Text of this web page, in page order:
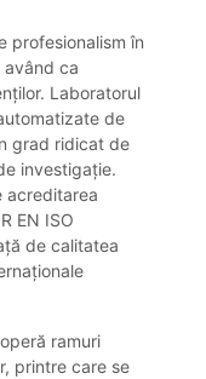
profesionalism în
având ca
Laboratorul
de
grad ridicat de
investigație.
acreditarea
EN ISO
de calitatea
ramuri
printre care se